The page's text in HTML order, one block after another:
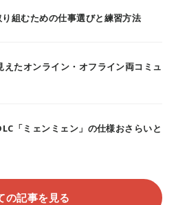
組むための仕事選びと練習方法
えたオンライン・オフライン両コミュ
「ミェンミェン」の仕様おさらいと
の記事を見る